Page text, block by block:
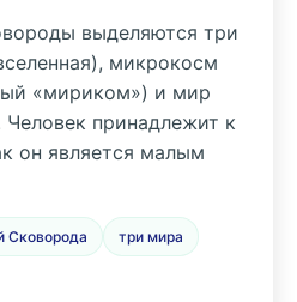
выделяются три
микрокосм
«мириком») и мир
принадлежит к
он является малым
Сковорода три мира